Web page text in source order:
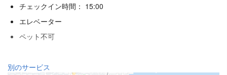
チェックイン時間： 15:00
エレベーター
ペット不可
飲食
別のサービス